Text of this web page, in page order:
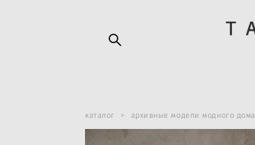
каталог > архивные модели модного дома